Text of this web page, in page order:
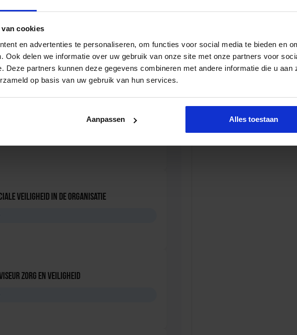
cookies
en advertenties te personaliseren, om functies voor social media te bieden en
Ook delen we informatie over uw gebruik van onze site met onze partners voor
Deze partners kunnen deze gegevens combineren met andere informatie die u aan
op basis van uw gebruik van hun services.
Aanpassen Alles toestaan
met onbegrepen gedrag
Veiligheid in de Organisatie
zorg en veiligheid